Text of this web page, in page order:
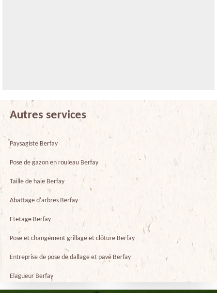
Autres services
Paysagiste Berfay
Pose de gazon en rouleau Berfay
Taille de haie Berfay
Abattage d'arbres Berfay
Etetage Berfay
Pose et changement grillage et clôture Berfay
Entreprise de pose de dallage et pavé Berfay
Elagueur Berfay